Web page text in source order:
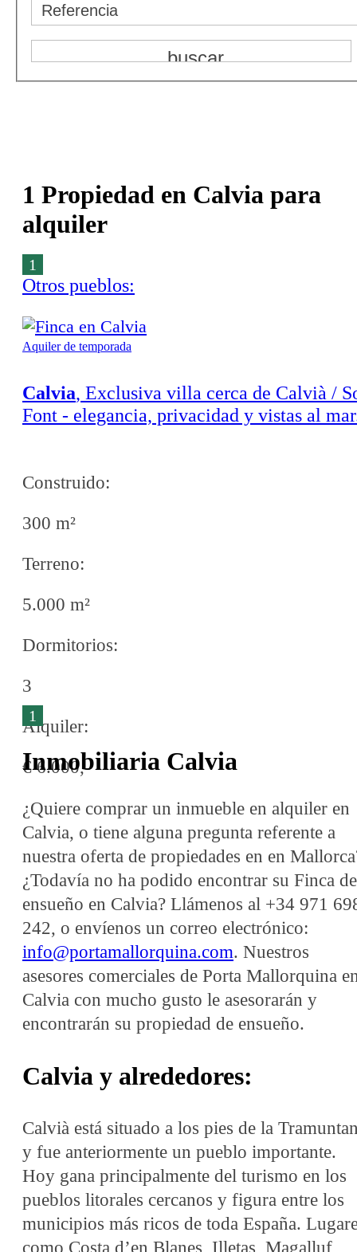
1 Propiedad en Calvia para
alquiler
1
Otros pueblos:
Aquiler de temporada
Calvia, Exclusiva villa cerca de Calvià /
Font - elegancia, privacidad y vistas al
Construido:
300 m²
Terreno:
5.000 m²
Dormitorios:
3
Alquiler:
€ 6.000,-
1
Inmobiliaria Calvia
¿Quiere comprar un inmueble en alquiler en
Calvia, o tiene alguna pregunta referente a
nuestra oferta de propiedades en en
¿Todavía no ha podido encontrar su Finca de
ensueño en Calvia? Llámenos al +34 971
242, o envíenos un correo electrónico:
info@portamallorquina.com. Nuestros
asesores comerciales de Porta Mallorquina
Calvia con mucho gusto le asesorarán y
encontrarán su propiedad de ensueño.
Calvia y alrededores:
Calvià está situado a los pies de la
y fue anteriormente un pueblo importante.
Hoy gana principalmente del turismo en los
pueblos litorales cercanos y figura entre los
municipios más ricos de toda España.
como Costa d’en Blanes, Illetas, Magalluf,